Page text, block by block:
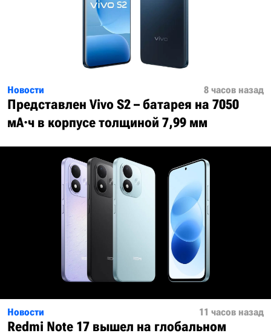
Новости 8 часов назад
Представлен Vivo S2 – батарея на 7050
мА·ч в корпусе толщиной 7,99 мм
Новости 11 часов назад
Redmi Note 17 вышел на глобальном